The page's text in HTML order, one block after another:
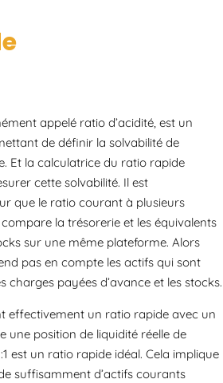
appelé ratio d’acidité, est un
de définir la solvabilité de
Et la calculatrice du ratio rapide
cette solvabilité. Il est
que le ratio courant à plusieurs
la trésorerie et les équivalents
sur une même plateforme. Alors
pas en compte les actifs qui sont
charges payées d’avance et les stocks.
effectivement un ratio rapide avec un
une position de liquidité réelle de
est un ratio rapide idéal. Cela implique
suffisamment d’actifs courants